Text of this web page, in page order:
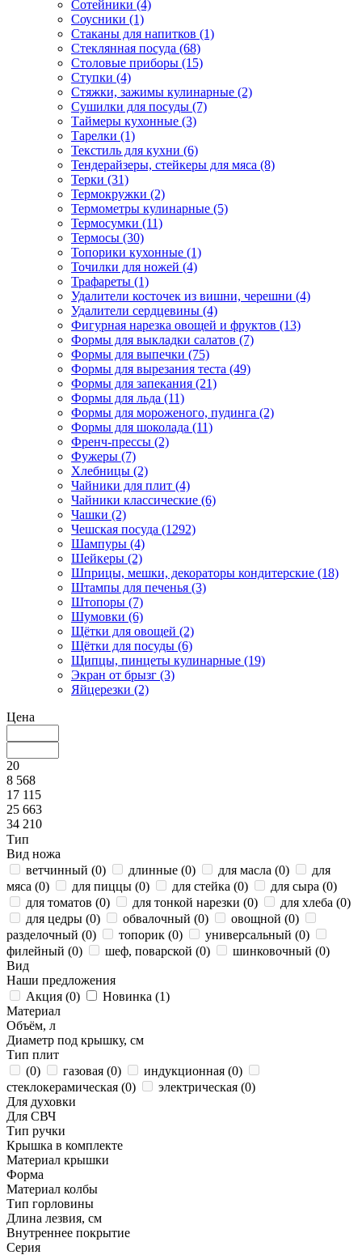
Сотейники (4)
Соусники (1)
Стаканы для напитков (1)
Стеклянная посуда (68)
Столовые приборы (15)
Ступки (4)
Стяжки, зажимы кулинарные (2)
Сушилки для посуды (7)
Таймеры кухонные (3)
Тарелки (1)
Текстиль для кухни (6)
Тендерайзеры, стейкеры для мяса (8)
Терки (31)
Термокружки (2)
Термометры кулинарные (5)
Термосумки (11)
Термосы (30)
Топорики кухонные (1)
Точилки для ножей (4)
Трафареты (1)
Удалители косточек из вишни, черешни (4)
Удалители сердцевины (4)
Фигурная нарезка овощей и фруктов (13)
Формы для выкладки салатов (7)
Формы для выпечки (75)
Формы для вырезания теста (49)
Формы для запекания (21)
Формы для льда (11)
Формы для мороженого, пудинга (2)
Формы для шоколада (11)
Френч-прессы (2)
Фужеры (7)
Хлебницы (2)
Чайники для плит (4)
Чайники классические (6)
Чашки (2)
Чешская посуда (1292)
Шампуры (4)
Шейкеры (2)
Шприцы, мешки, декораторы кондитерские (18)
Штампы для печенья (3)
Штопоры (7)
Шумовки (6)
Щётки для овощей (2)
Щётки для посуды (6)
Щипцы, пинцеты кулинарные (19)
Экран от брызг (3)
Яйцерезки (2)
Цена
20
8 568
17 115
25 663
34 210
Тип
Вид ножа
ветчинный (0) длинные (0) для масла (0)
для
мяса (0) для пиццы (0) для стейка (0) для сыра (0)
для томатов (0) для тонкой нарезки (0) для хлеба (0)
для цедры (0) обвалочный (0) овощной (0)
разделочный (0) топорик (0) универсальный (0)
филейный (0) шеф, поварской (0) шинковочный (0)
Вид
Наши предложения
Акция (0) Новинка (1)
Материал
Объём, л
Диаметр под крышку, см
Тип плит
(0) газовая (0) индукционная (0)
стеклокерамическая (0) электрическая (0)
Для духовки
Для СВЧ
Тип ручки
Крышка в комплекте
Материал крышки
Форма
Материал колбы
Тип горловины
Длина лезвия, см
Внутреннее покрытие
Серия